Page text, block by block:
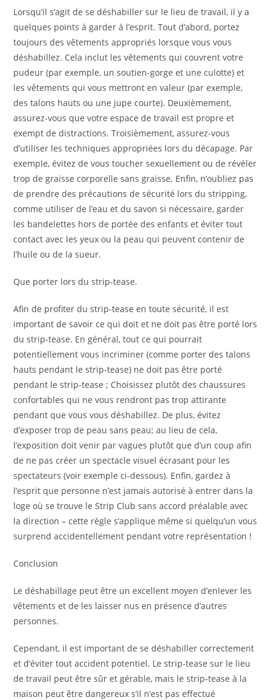
Lorsqu’il s’agit de se déshabiller sur le lieu de travail, il y a
quelques points à garder à l’esprit. Tout d’abord, portez
toujours des vêtements appropriés lorsque vous vous
déshabillez. Cela inclut les vêtements qui couvrent votre
pudeur (par exemple, un soutien-gorge et une culotte) et
les vêtements qui vous mettront en valeur (par exemple,
des talons hauts ou une jupe courte). Deuxièmement,
assurez-vous que votre espace de travail est propre et
exempt de distractions. Troisièmement, assurez-vous
d’utiliser les techniques appropriées lors du décapage. Par
exemple, évitez de vous toucher sexuellement ou de révéler
trop de graisse corporelle sans graisse. Enfin, n’oubliez pas
de prendre des précautions de sécurité lors du stripping,
comme utiliser de l’eau et du savon si nécessaire, garder
les bandelettes hors de portée des enfants et éviter tout
contact avec les yeux ou la peau qui peuvent contenir de
l’huile ou de la sueur.
Que porter lors du strip-tease.
Afin de profiter du strip-tease en toute sécurité, il est
important de savoir ce qui doit et ne doit pas être porté lors
du strip-tease. En général, tout ce qui pourrait
potentiellement vous incriminer (comme porter des talons
hauts pendant le strip-tease) ne doit pas être porté
pendant le strip-tease ; Choisissez plutôt des chaussures
confortables qui ne vous rendront pas trop attirante
pendant que vous vous déshabillez. De plus, évitez
d’exposer trop de peau sans peau; au lieu de cela,
l’exposition doit venir par vagues plutôt que d’un coup afin
de ne pas créer un spectacle visuel écrasant pour les
spectateurs (voir exemple ci-dessous). Enfin, gardez à
l’esprit que personne n’est jamais autorisé à entrer dans la
loge où se trouve le Strip Club sans accord préalable avec
la direction – cette règle s’applique même si quelqu’un vous
surprend accidentellement pendant votre représentation !
Conclusion
Le déshabillage peut être un excellent moyen d’enlever les
vêtements et de les laisser nus en présence d’autres
personnes.
Cependant, il est important de se déshabiller correctement
et d’éviter tout accident potentiel. Le strip-tease sur le lieu
de travail peut être sûr et gérable, mais le strip-tease à la
maison peut être dangereux s’il n’est pas effectué